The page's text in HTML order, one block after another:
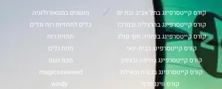
קורס קייטסרפינג בתל אביב ובת ים
קורס קייטסרפינג בהרצליה ובמרכז
קורס קייטסרפינג בנתניה חוף פולג
קורס קייטסרפינג בבית ינאי
קורס קייטסרפינג בחיפה ובצפון
קורס קייטסרפינג בכנרת ובאילת
קורס ווינג סרף
מושגים במטאורולוגיה
כלים לתחזיות רוח וגלים
תחזית רוח
מפת גלים
מכמ גשם
magicseaweed
windy